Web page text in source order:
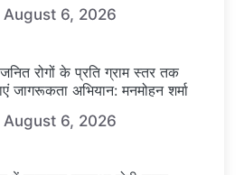
August 6, 2026
रोगों के प्रति ग्राम स्तर तक
जागरूकता अभियान: मनमोहन शर्मा
August 6, 2026